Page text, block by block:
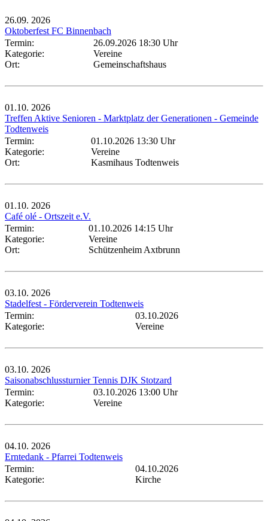
26.09. 2026
Oktoberfest FC Binnenbach
Termin:
26.09.2026 18:30 Uhr
Kategorie:
Vereine
Ort:
Gemeinschaftshaus
01.10. 2026
Treffen Aktive Senioren - Marktplatz der Generationen - Gemeinde
Todtenweis
Termin:
01.10.2026 13:30 Uhr
Kategorie:
Vereine
Ort:
Kasmihaus Todtenweis
01.10. 2026
Café olé - Ortszeit e.V.
Termin:
01.10.2026 14:15 Uhr
Kategorie:
Vereine
Ort:
Schützenheim Axtbrunn
03.10. 2026
Stadelfest - Förderverein Todtenweis
Termin:
03.10.2026
Kategorie:
Vereine
03.10. 2026
Saisonabschlussturnier Tennis DJK Stotzard
Termin:
03.10.2026 13:00 Uhr
Kategorie:
Vereine
04.10. 2026
Erntedank - Pfarrei Todtenweis
Termin:
04.10.2026
Kategorie:
Kirche